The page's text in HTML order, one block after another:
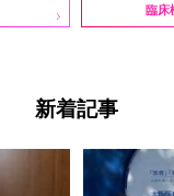
臨床
新着記事